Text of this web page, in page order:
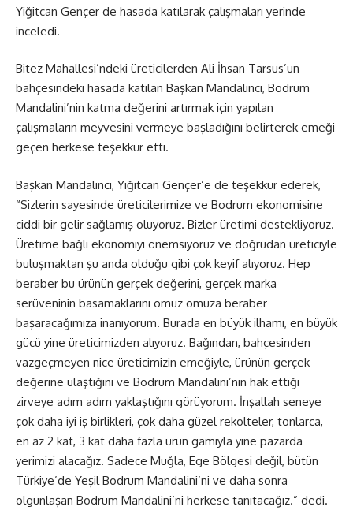
Yiğitcan Gençer de hasada katılarak çalışmaları yerinde
inceledi.
Bitez Mahallesi’ndeki üreticilerden Ali İhsan Tarsus’un
bahçesindeki hasada katılan Başkan Mandalinci, Bodrum
Mandalini’nin katma değerini artırmak için yapılan
çalışmaların meyvesini vermeye başladığını belirterek emeği
geçen herkese teşekkür etti.
Başkan Mandalinci, Yiğitcan Gençer’e de teşekkür ederek,
“Sizlerin sayesinde üreticilerimize ve Bodrum ekonomisine
ciddi bir gelir sağlamış oluyoruz. Bizler üretimi destekliyoruz.
Üretime bağlı ekonomiyi önemsiyoruz ve doğrudan üreticiyle
buluşmaktan şu anda olduğu gibi çok keyif alıyoruz. Hep
beraber bu ürünün gerçek değerini, gerçek marka
serüveninin basamaklarını omuz omuza beraber
başaracağımıza inanıyorum. Burada en büyük ilhamı, en büyük
gücü yine üreticimizden alıyoruz. Bağından, bahçesinden
vazgeçmeyen nice üreticimizin emeğiyle, ürünün gerçek
değerine ulaştığını ve Bodrum Mandalini’nin hak ettiği
zirveye adım adım yaklaştığını görüyorum. İnşallah seneye
çok daha iyi iş birlikleri, çok daha güzel rekolteler, tonlarca,
en az 2 kat, 3 kat daha fazla ürün gamıyla yine pazarda
yerimizi alacağız. Sadece Muğla, Ege Bölgesi değil, bütün
Türkiye’de Yeşil Bodrum Mandalini’ni ve daha sonra
olgunlaşan Bodrum Mandalini’ni herkese tanıtacağız.” dedi.